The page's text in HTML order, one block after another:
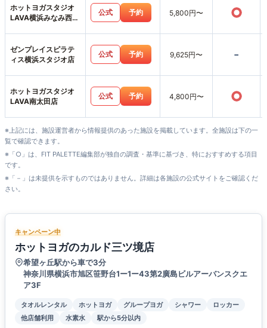
ホットヨガスタジオ
LAVA横浜みなみ西口
公式 予約 5,800円〜 ○
ゼンプレイスピラテ
ィス横浜スタジオ店
公式 予約 9,625円〜 -
ホットヨガスタジオ
LAVA南太田店
公式 予約 4,800円〜 ○
※上記には、施設運営者から情報提供のあった施設を掲載しています。全施設は下の一
覧で確認できます。
※「○」は、FIT PALETTE編集部が独自の調査・基準に基づき、特におすすめする項目
です。
※「－」は未提供を示すものではありません。詳細は各施設の公式サイトをご確認くだ
さい。
キャンペーン中
ホットヨガのカルド三ツ境店
希望ヶ丘駅から車で3分
神奈川県横浜市旭区笹野台1ー1ー43第2廣島ビルアーバンスクエ
ア3F
タオルレンタル ホットヨガ グループヨガ シャワー
ロッカー
他店舗利用
水素水 駅から5分以内